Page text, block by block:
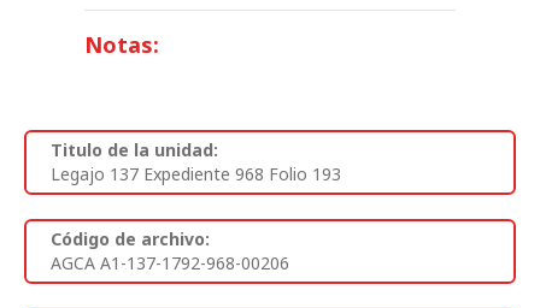
Notas:
Titulo de la unidad:
Legajo 137 Expediente 968 Folio 193
Código de archivo:
AGCA A1-137-1792-968-00206